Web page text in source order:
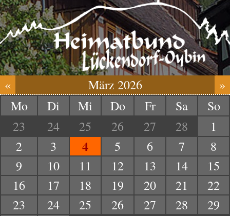
« März 2026
»
Mo
Di Mi Do Fr Sa
So
23
24 25 26 27 28
1
2
3 4 5 6 7
8
9
10 11 12 13 14
15
16
17 18 19 20 21
22
23
24 25 26 27 28
29